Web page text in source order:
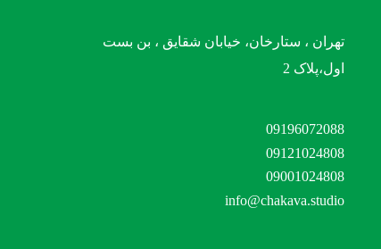
تهران ، ستارخان، خیابان شقایق ، بن بست
اول،پلاک 2
09196072088
09121024808
09001024808
info@chakava.studio